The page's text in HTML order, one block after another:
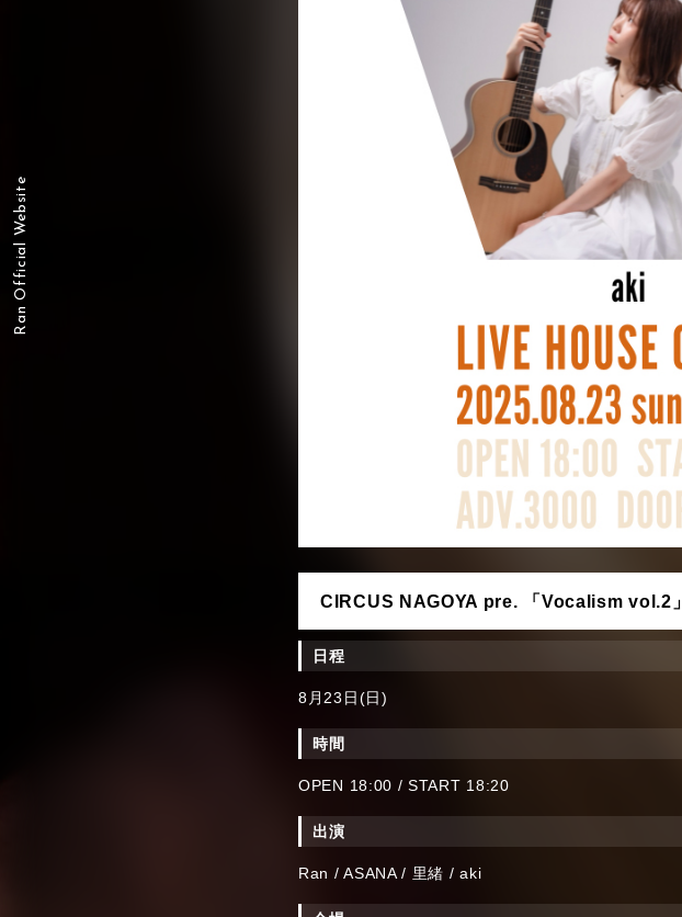
Ran Official Website
CIRCUS NAGOYA pre. 「Vocalism vol.2」
日程
8月23日(日)
時間
OPEN 18:00 / START 18:20
出演
Ran / ASANA / 里緒 / aki